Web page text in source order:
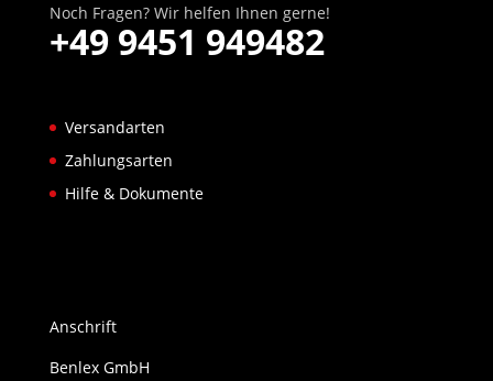
Noch Fragen? Wir helfen Ihnen gerne!
+49 9451 949482
Versandarten
Zahlungsarten
Hilfe & Dokumente
Anschrift
Benlex GmbH